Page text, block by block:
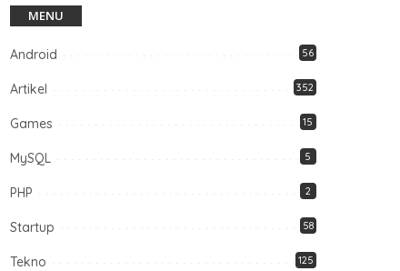
MENU
Android 56
Artikel 352
Games 15
MySQL 5
PHP 2
Startup 58
Tekno 125